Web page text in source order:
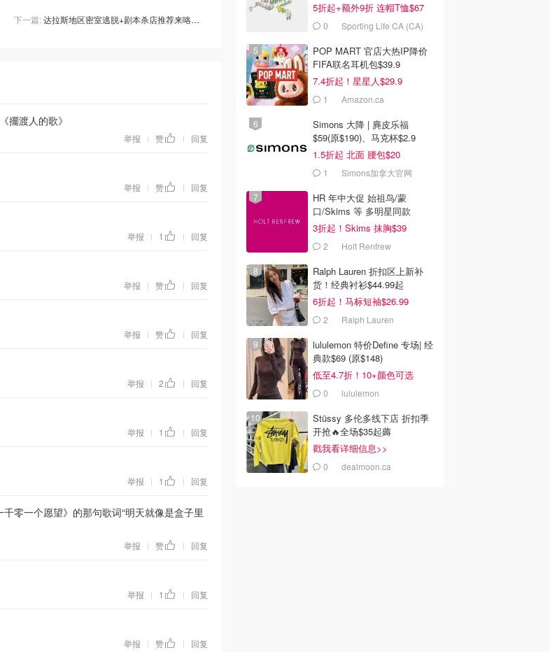
下一篇:达拉斯地区密室逃脱+剧本杀店推荐来咯~“团队作战”去哪耍最好？当然是密逃啦~
擺渡人的歌》
举报 | 赞 | 回复
举报 | 赞 | 回复
举报 | 1 | 回复
举报 | 赞 | 回复
举报 | 赞 | 回复
举报 | 2 | 回复
举报 | 1 | 回复
举报 | 1 | 回复
零一个愿望》的那句歌词“明天就像是盒子里
举报 | 赞 | 回复
举报 | 1 | 回复
举报 | 赞 | 回复
5折起+额外9折 连帽T恤$67
0 Sporting Life CA (CA)
POP MART 官店大热IP降价
FIFA联名耳机包$39.9
7.4折起！星星人$29.9
1 Amazon.ca
Simons 大降 | 麂皮乐福
$59(原$190)、马克杯$2.9
1.5折起 北面 腰包$20
1 Simons加拿大官网
HR 年中大促 始祖鸟/蒙
口/Skims 等 多明星同款
3折起！Skims 抹胸$39
2 Holt Renfrew
Ralph Lauren 折扣区上新补
货！经典衬衫$44.99起
6折起！马标短袖$26.99
2 Ralph Lauren
lululemon 特价Define 专场| 经
典款$69 (原$148)
低至4.7折！10+颜色可选
0 lululemon
Stüssy 多伦多线下店 折扣季
开抢🔥全场$35起薅
戳我看详细信息>>
0 dealmoon.ca